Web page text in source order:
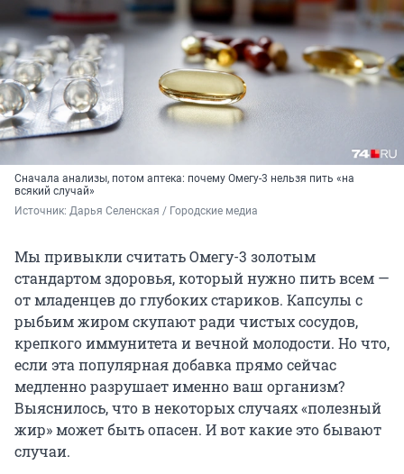
Сначала анализы, потом аптека: почему Омегу-3 нельзя пить «на
всякий случай»
Источник: Дарья Селенская / Городские медиа
Мы привыкли считать Омегу-3 золотым
стандартом здоровья, который нужно пить всем —
от младенцев до глубоких стариков. Капсулы с
рыбьим жиром скупают ради чистых сосудов,
крепкого иммунитета и вечной молодости. Но что,
если эта популярная добавка прямо сейчас
медленно разрушает именно ваш организм?
Выяснилось, что в некоторых случаях «полезный
жир» может быть опасен. И вот какие это бывают
случаи.